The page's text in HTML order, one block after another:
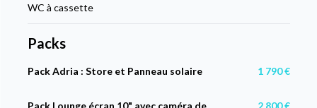
WC à cassette
Packs
Pack Adria : Store et Panneau solaire 1 790 €
Pack Lounge écran 10" avec caméra de
2 800 €